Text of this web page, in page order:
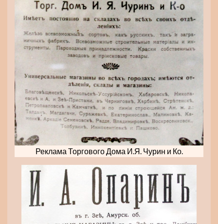
Реклама Торгового Дома И.Я. Чурин и Ко.